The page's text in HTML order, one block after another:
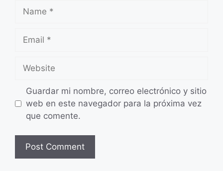
Name
Email
Website
Guardar mi nombre, correo electrónico y sitio
web en este navegador para la próxima vez
que comente.